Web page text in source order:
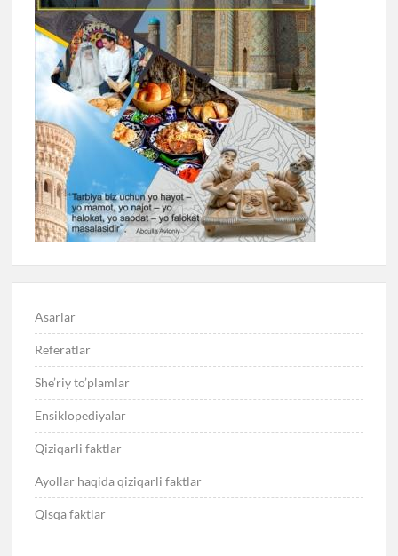
Asarlar
Referatlar
She’riy to’plamlar
Ensiklopediyalar
Qiziqarli faktlar
Ayollar haqida qiziqarli faktlar
Qisqa faktlar